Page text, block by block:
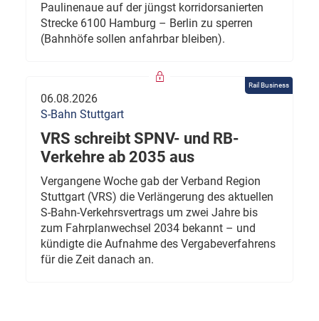
Paulinenaue auf der jüngst korridorsanierten
Strecke 6100 Hamburg – Berlin zu sperren
(Bahnhöfe sollen anfahrbar bleiben).
Rail Business
06.08.2026
S-Bahn Stuttgart
VRS schreibt SPNV- und RB-
Verkehre ab 2035 aus
Vergangene Woche gab der Verband Region
Stuttgart (VRS) die Verlängerung des aktuellen
S-Bahn-Verkehrsvertrags um zwei Jahre bis
zum Fahrplanwechsel 2034 bekannt – und
kündigte die Aufnahme des Vergabeverfahrens
für die Zeit danach an.